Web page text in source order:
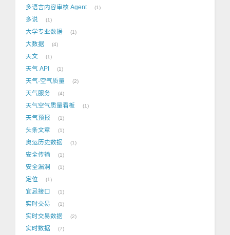
多语言内容审核 Agent 1
多说 1
大学专业数据 1
大数据 4
天文 1
天气 API 1
天气-空气质量 2
天气服务 4
天气空气质量看板 1
天气预报 1
头条文章 1
奥运历史数据 1
安全传输 1
安全漏洞 1
定位 1
宜忌接口 1
实时交易 1
实时交易数据 2
实时数据 7